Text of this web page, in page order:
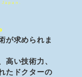
が求められま
高い技術力、
たドクターの